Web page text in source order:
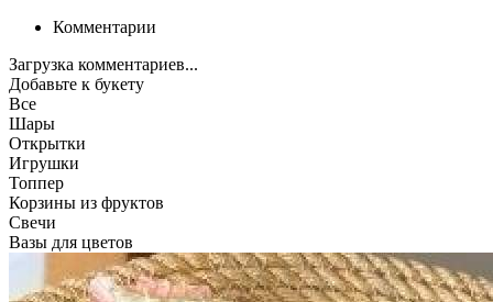
Комментарии
Загрузка комментариев...
Добавьте к букету
Все
Шары
Открытки
Игрушки
Топпер
Корзины из фруктов
Свечи
Вазы для цветов